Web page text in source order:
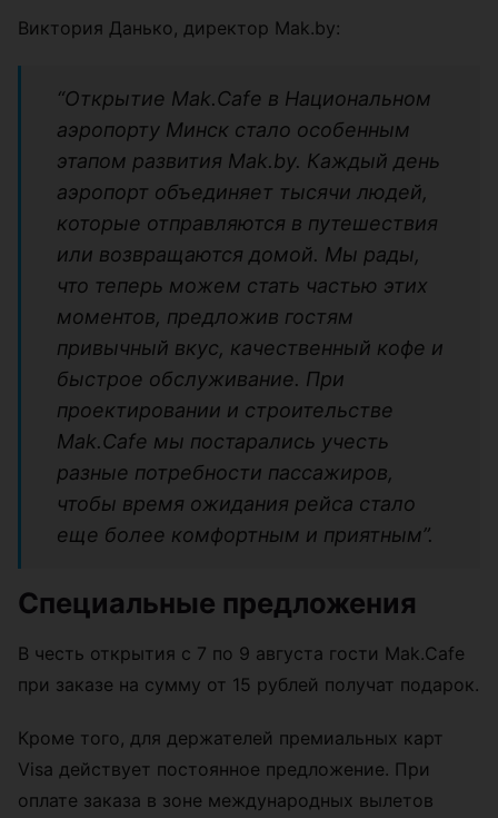
Виктория Данько, директор Mak.by:
“Открытие Mak.Cafe в Национальном
аэропорту Минск стало особенным
этапом развития Mak.by. Каждый день
аэропорт объединяет тысячи людей,
которые отправляются в путешествия
или возвращаются домой. Мы рады,
что теперь можем стать частью этих
моментов, предложив гостям
привычный вкус, качественный кофе и
быстрое обслуживание. При
проектировании и строительстве
Mak.Cafe мы постарались учесть
разные потребности пассажиров,
чтобы время ожидания рейса стало
еще более комфортным и приятным”.
Специальные предложения
В честь открытия с 7 по 9 августа гости Mak.Cafe
при заказе на сумму от 15 рублей получат подарок.
Кроме того, для держателей премиальных карт
Visa действует постоянное предложение. При
оплате заказа в зоне международных вылетов